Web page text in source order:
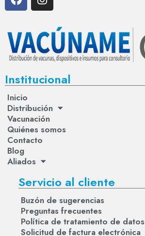
Institucional
Inicio
Distribución
Vacunación
Quiénes somos
Contacto
Blog
Aliados
Servicio al cliente
Buzón de sugerencias
Preguntas frecuentes
Política de tratamiento de datos
Solicitud de factura electrónica